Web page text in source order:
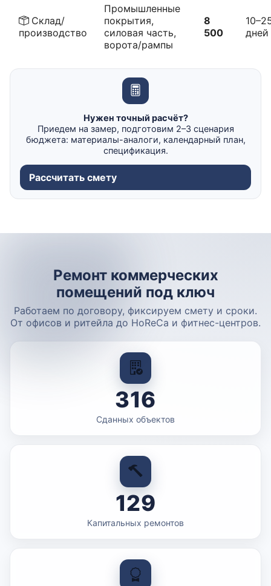
Склад/
производство
Промышленные
покрытия,
силовая часть,
ворота/рампы
8
500
дней
Нужен точный расчёт?
Приедем на замер, подготовим 2–3 сценария
бюджета: материалы-аналоги, календарный план,
спецификация.
Рассчитать смету
Ремонт коммерческих
помещений под ключ
Работаем по договору, фиксируем смету и сроки.
От офисов и ритейла до HoReCa и фитнес-центров.
316
Сданных объектов
129
Капитальных ремонтов